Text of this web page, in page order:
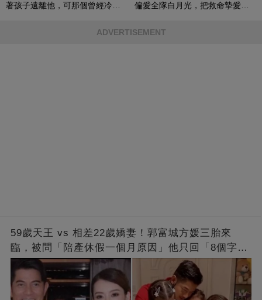
著孩子遠離他，可那個曾經冷漠
偏愛全隊白月光，把救命摯愛當
ADVERTISEMENT
59歲天王 vs 相差22歲嬌妻！郭富城方媛三胎來
臨，被問「陪產休假一個月原因」他只回「8個字」
被贊爆